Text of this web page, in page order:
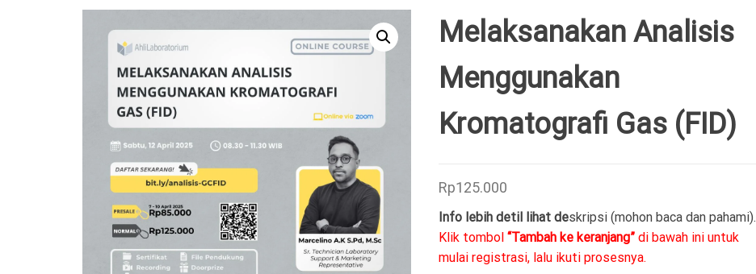
LABORATORIUM ISO
BERBASISKAN ISO
Melaksanakan Analisis
Menggunakan
Kromatografi Gas (FID)
Rp125.000
Info lebih detil lihat deskripsi (mohon baca dan pahami).
Klik tombol “Tambah ke keranjang”di bawah ini untuk
mulai registrasi, lalu ikuti prosesnya.